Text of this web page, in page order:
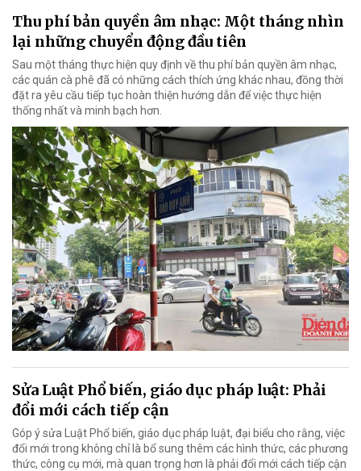
Thu phí bản quyền âm nhạc: Một tháng nhìn
lại những chuyển động đầu tiên
Sau một tháng thực hiện quy định về thu phí bản quyền âm nhạc,
các quán cà phê đã có những cách thích ứng khác nhau, đồng thời
đặt ra yêu cầu tiếp tục hoàn thiện hướng dẫn để việc thực hiện
thống nhất và minh bạch hơn.
Sửa Luật Phổ biến, giáo dục pháp luật: Phải
đổi mới cách tiếp cận
Góp ý sửa Luật Phổ biến, giáo dục pháp luật, đại biểu cho rằng, việc
đổi mới trong không chỉ là bổ sung thêm các hình thức, các phương
thức, công cụ mới, mà quan trọng hơn là phải đổi mới cách tiếp cận